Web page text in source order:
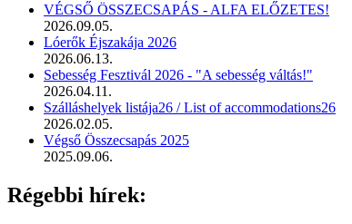
VÉGSŐ ÖSSZECSAPÁS - ALFA ELŐZETES!
2026.09.05.
Lóerők Éjszakája 2026
2026.06.13.
Sebesség Fesztivál 2026 - "A sebesség váltás!"
2026.04.11.
Szálláshelyek listája26 / List of accommodations26
2026.02.05.
Végső Összecsapás 2025
2025.09.06.
Régebbi hírek: